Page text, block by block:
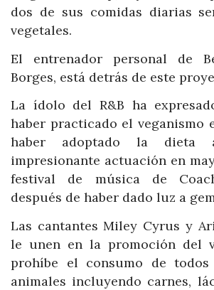
dos de sus comidas diarias
vegetales.
El entrenador personal de
Borges, está detrás de este
La ídolo del R&B ha
haber practicado el veganismo
haber adoptado la dieta
impresionante actuación en
festival de música de
después de haber dado luz a
Las cantantes Miley Cyrus y
le unen en la promoción del
prohíbe el consumo de
animales incluyendo carnes,